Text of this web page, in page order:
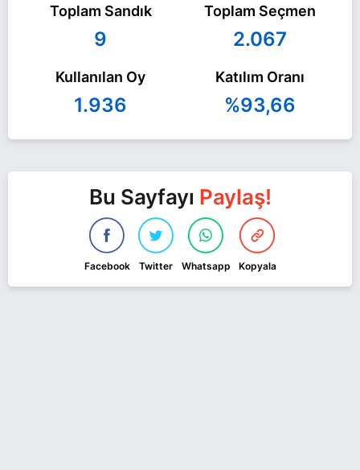
Toplam Sandık
9
Toplam Seçmen
2.067
Kullanılan Oy
1.936
Katılım Oranı
%93,66
Bu Sayfayı Paylaş!
Facebook Twitter Whatsapp Kopyala